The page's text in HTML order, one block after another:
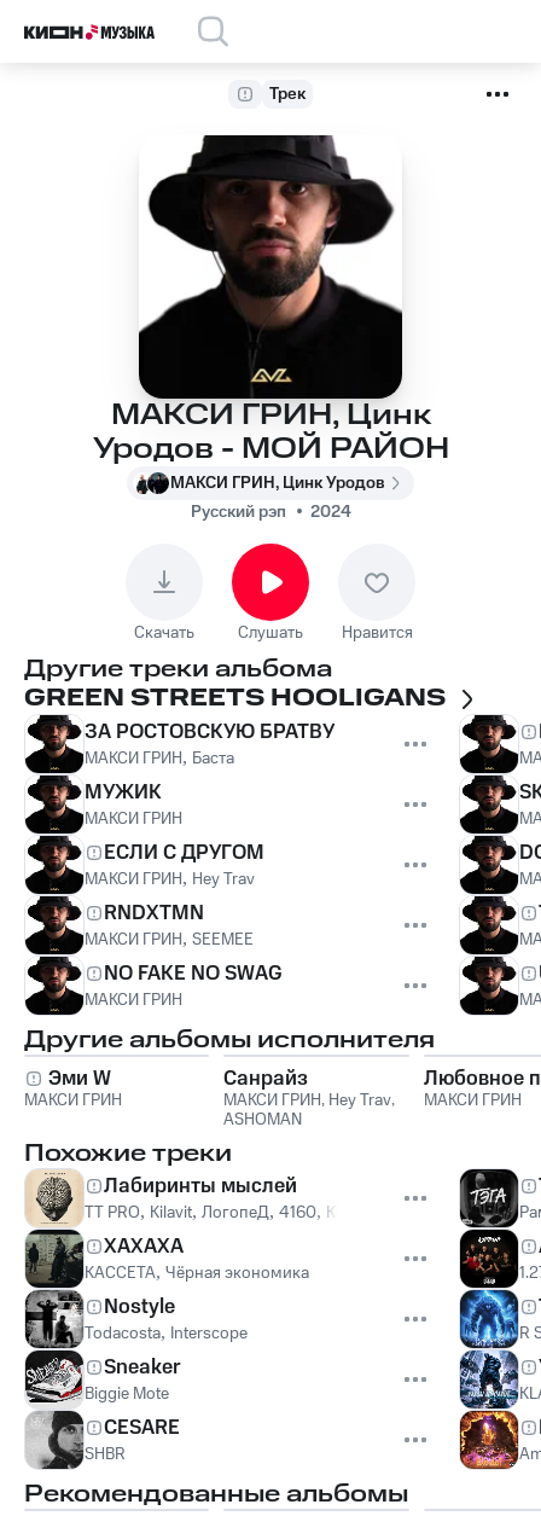
Трек
МАКСИ ГРИН, Цинк
Уродов - МОЙ РАЙОН
МАКСИ ГРИН, Цинк Уродов
Русский рэп
2024
Скачать Слушать Нравится
Другие треки альбома
GREEN STREETS HOOLIGANS
ЗА РОСТОВСКУЮ БРАТВУ
МАКСИ ГРИН, Баста
МУЖИК
МАКСИ ГРИН
ЕСЛИ С ДРУГОМ
МАКСИ ГРИН, Hey Trav
RNDХTMN
МАКСИ ГРИН, SEEMEE
NO FAKE NO SWAG
МАКСИ ГРИН
Другие альбомы исполнителя
Эми W
МАКСИ ГРИН
Санрайз
МАКСИ ГРИН, Hey Trav,
ASHOMAN
Любовное
МАКСИ ГРИН
Похожие треки
Лабиринты мыслей
TT PRO, Kilavit, ЛогопеД, 4160, Khayda magnum Лживый
ХАХАХА
КАССЕТА, Чёрная экономика
Nostyle
Todacosta, Interscope
Sneaker
Biggie Mote
CESARE
SHBR
R
Рекомендованные альбомы